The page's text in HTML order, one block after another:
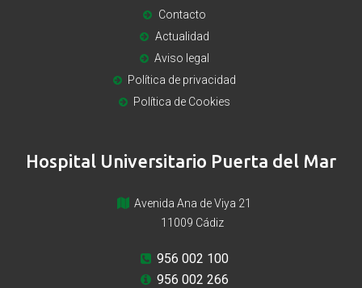
Contacto
Actualidad
Aviso legal
Política de privacidad
Política de Cookies
Hospital Universitario Puerta del Mar
Avenida Ana de Viya 21
11009 Cádiz
956 002 100
956 002 266